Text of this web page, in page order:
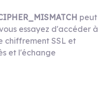
peut
essayez d'accéder à
chiffrement SSL et
et l'échange